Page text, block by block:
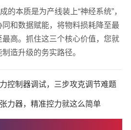
的本质是为产线装上“神经系统”，
和数据赋能，将物料损耗降至最
高。抓住这三个核心价值，您就
造升级的务实路径。
控制器调试，三步攻克调节难题
力器，精准控力就这么简单